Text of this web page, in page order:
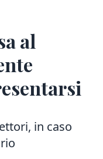
al
in caso